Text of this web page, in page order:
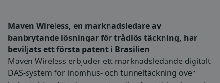
Maven Wireless, en marknadsledare av
banbrytande lösningar för trådlös täckning, har
beviljats ett första patent i Brasilien
Maven Wireless erbjuder ett marknadsledande digitalt
DAS-system för inomhus- och tunneltäckning över